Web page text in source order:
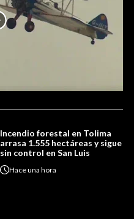
Incendio forestal en Tolima
arrasa 1.555 hectáreas y sigue
sin control en San Luis
Haceuna hora